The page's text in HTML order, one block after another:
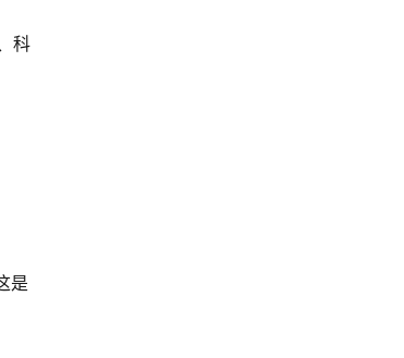
科
是